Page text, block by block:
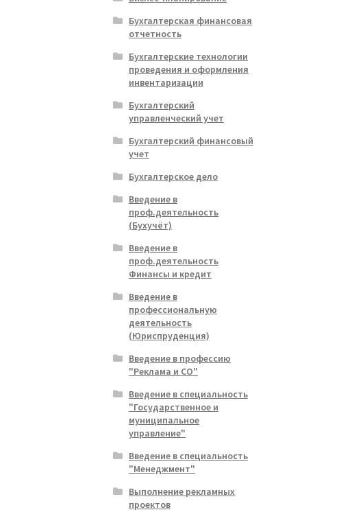
Бухгалтерская финансовая
отчетность
Бухгалтерские технологии
проведения и оформления
инвентаризации
Бухгалтерский
управленческий учет
Бухгалтерский финансовый
учет
Бухгалтерское дело
Введение в
проф.деятельность
(Бухучёт)
Введение в
проф.деятельность
Финансы и кредит
Введение в
профессиональную
деятельность
(Юриспруденция)
Введение в профессию
"Реклама и СО"
Введение в специальность
"Государственное и
муниципальное
управление"
Введение в специальность
"Менеджмент"
Выполнение рекламных
проектов